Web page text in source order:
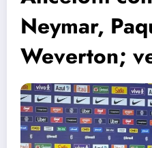
Neymar,
Weverton;